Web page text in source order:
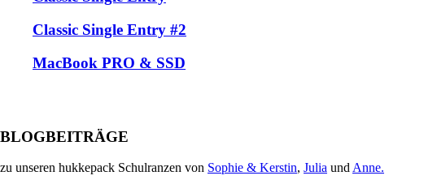
Classic Single Entry #2
MacBook PRO & SSD
BLOGBEITRÄGE
zu unseren hukkepack Schulranzen von Sophie & Kerstin, Julia und Anne.